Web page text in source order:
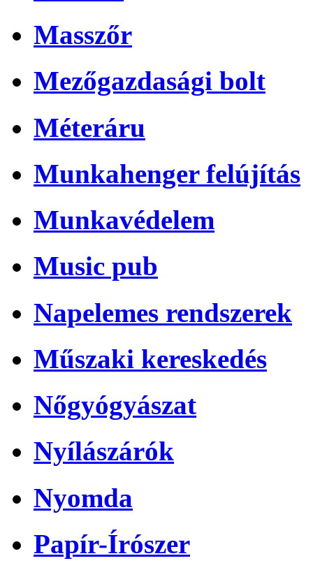
Masszőr
Mezőgazdasági bolt
Méteráru
Munkahenger felújítás
Munkavédelem
Music pub
Napelemes rendszerek
Műszaki kereskedés
Nőgyógyászat
Nyílászárók
Nyomda
Papír-Írószer